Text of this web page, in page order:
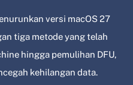
versi macOS 27
tiga metode yang telah
hingga pemulihan DFU,
kehilangan data.